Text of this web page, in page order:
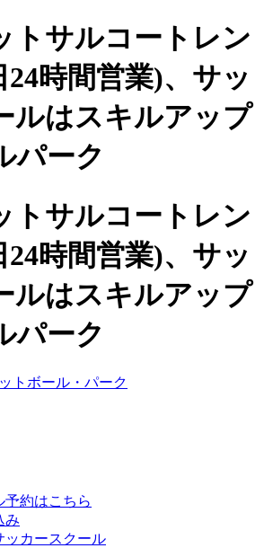
トサルコートレン
時間営業)、 サッ
ルはスキルアップ
パーク
トサルコートレン
24時間営業)、サッ
ルはスキルアップ
パーク
予約はこちら
み
ッカースクール